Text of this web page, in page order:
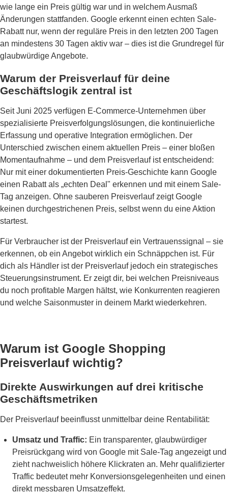
wie lange ein Preis gültig war und in welchem Ausmaß
Änderungen stattfanden. Google erkennt einen echten Sale-
Rabatt nur, wenn der reguläre Preis in den letzten 200 Tagen
an mindestens 30 Tagen aktiv war – dies ist die Grundregel für
glaubwürdige Angebote.
Warum der Preisverlauf für deine
Geschäftslogik zentral ist
Seit Juni 2025 verfügen E-Commerce-Unternehmen über
spezialisierte Preisverfolgungslösungen, die kontinuierliche
Erfassung und operative Integration ermöglichen. Der
Unterschied zwischen einem aktuellen Preis – einer bloßen
Momentaufnahme – und dem Preisverlauf ist entscheidend:
Nur mit einer dokumentierten Preis-Geschichte kann Google
einen Rabatt als „echten Deal" erkennen und mit einem Sale-
Tag anzeigen. Ohne sauberen Preisverlauf zeigt Google
keinen durchgestrichenen Preis, selbst wenn du eine Aktion
startest.
Für Verbraucher ist der Preisverlauf ein Vertrauenssignal – sie
erkennen, ob ein Angebot wirklich ein Schnäppchen ist. Für
dich als Händler ist der Preisverlauf jedoch ein strategisches
Steuerungsinstrument. Er zeigt dir, bei welchen Preisniveaus
du noch profitable Margen hältst, wie Konkurrenten reagieren
und welche Saisonmuster in deinem Markt wiederkehren.
Warum ist Google Shopping
Preisverlauf wichtig?
Direkte Auswirkungen auf drei kritische
Geschäftsmetriken
Der Preisverlauf beeinflusst unmittelbar deine Rentabilität:
Umsatz und Traffic: Ein transparenter, glaubwürdiger
Preisrückgang wird von Google mit Sale-Tag angezeigt und
zieht nachweislich höhere Klickraten an. Mehr qualifizierter
Traffic bedeutet mehr Konversionsgelegenheiten und einen
direkt messbaren Umsatzeffekt.